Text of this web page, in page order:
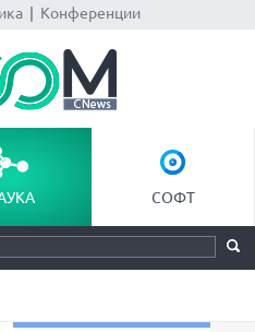
| Конференции
СОФТ